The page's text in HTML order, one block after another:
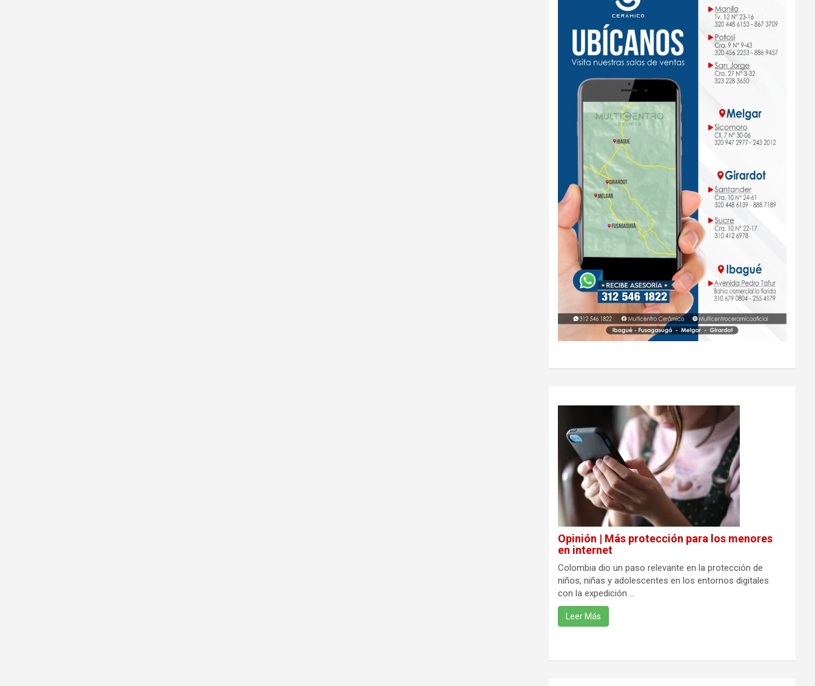
Opinión | Más protección para los menores
en internet
Colombia dio un paso relevante en la protección de
niños, niñas y adolescentes en los entornos digitales
con la expedición ...
Leer Más